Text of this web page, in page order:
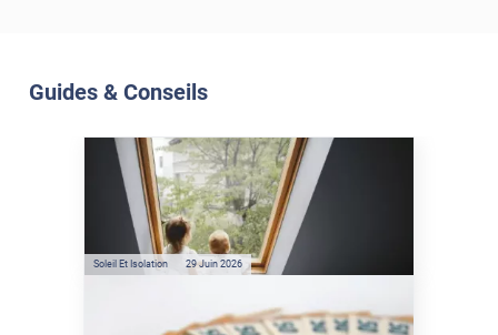
Guides & Conseils
Véranda et Velux : Comment
bloquer jusqu'à 80% de
l'énergie solaire sans
climatisation ?
Soleil Et Isolation 29 Juin 2026
Film anti-chaleur : quelles